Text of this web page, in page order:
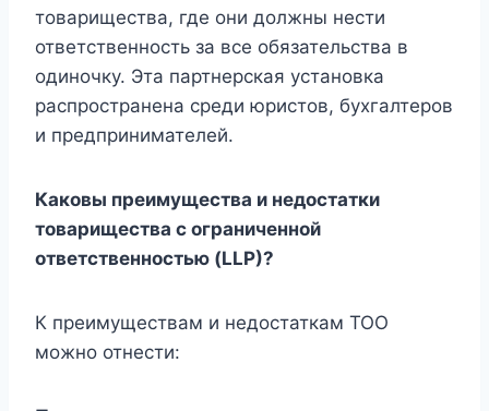
товарищества, где они должны нести
ответственность за все обязательства в
одиночку. Эта партнерская установка
распространена среди юристов, бухгалтеров
и предпринимателей.
Каковы преимущества и недостатки
товарищества с ограниченной
ответственностью (LLP)?
К преимуществам и недостаткам ТОО
можно отнести: